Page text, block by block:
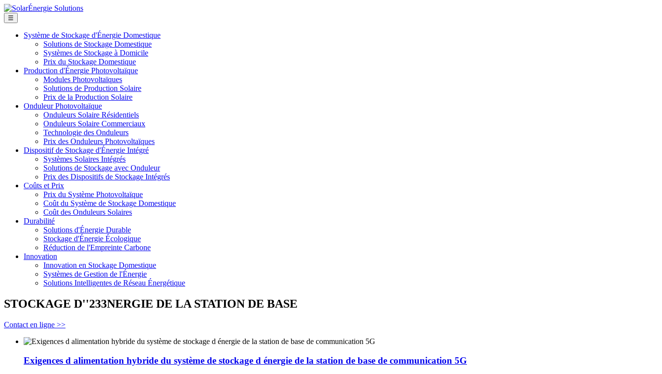
☰
Système de Stockage d'Énergie Domestique
Solutions de Stockage Domestique
Systèmes de Stockage à Domicile
Prix du Stockage Domestique
Production d'Énergie Photovoltaïque
Modules Photovoltaïques
Solutions de Production Solaire
Prix de la Production Solaire
Onduleur Photovoltaïque
Onduleurs Solaire Résidentiels
Onduleurs Solaire Commerciaux
Technologie des Onduleurs
Prix des Onduleurs Photovoltaïques
Dispositif de Stockage d'Énergie Intégré
Systèmes Solaires Intégrés
Solutions de Stockage avec Onduleur
Prix des Dispositifs de Stockage Intégrés
Coûts et Prix
Prix du Système Photovoltaïque
Coût du Système de Stockage Domestique
Coût des Onduleurs Solaires
Durabilité
Solutions d'Énergie Durable
Stockage d'Énergie Écologique
Réduction de l'Empreinte Carbone
Innovation
Innovation en Stockage Domestique
Systèmes de Gestion de l'Énergie
Solutions Intelligentes de Réseau Énergétique
STOCKAGE D''233NERGIE DE LA STATION DE BASE
Contact en ligne >>
Exigences d alimentation hybride du système de stockage d énergie de la station de base de communication 5G